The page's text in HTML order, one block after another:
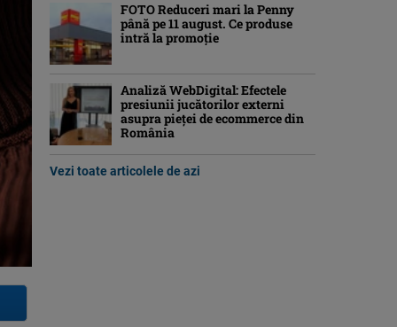
FOTO Reduceri mari la Penny
până pe 11 august. Ce produse
intră la promoție
Analiză WebDigital: Efectele
presiunii jucătorilor externi
asupra pieței de ecommerce din
România
Vezi toate articolele de azi